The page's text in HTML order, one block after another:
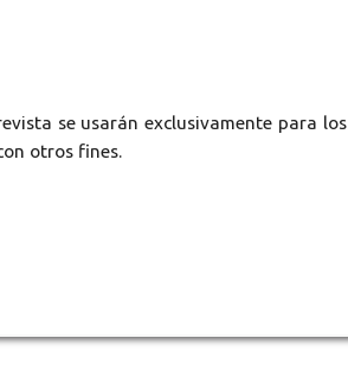
se usarán exclusivamente para los
otros fines.